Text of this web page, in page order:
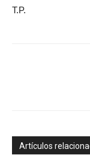
T.P.
Artículos